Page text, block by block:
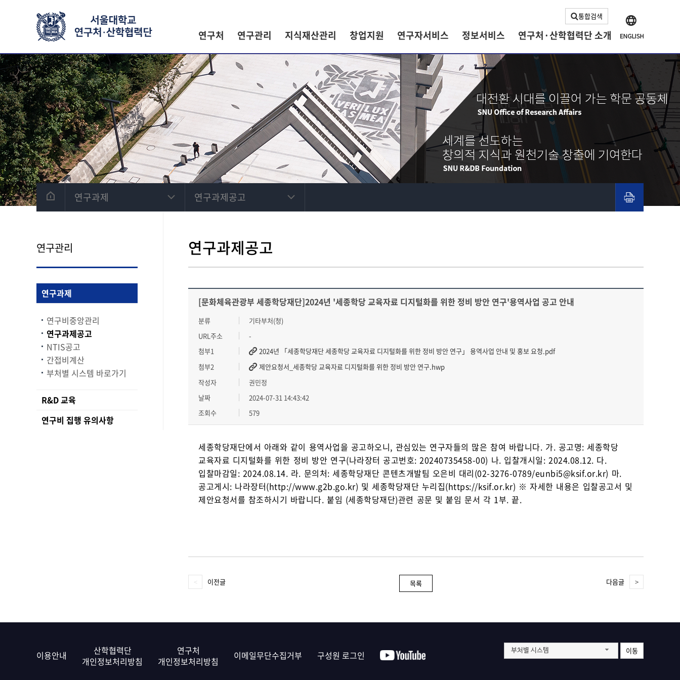
통합검색
연구처 연구관리 지식재산관리 창업지원 연구자서비스 정보서비스 연구처·산학협력단 소개
연구과제 연구과제공고
연구관리
연구과제
연구비중앙관리
연구과제공고
NTIS공고
간접비계산
부처별 시스템 바로가기
R&D 교육
연구비 집행 유의사항
연구과제공고
[문화체육관광부 세종학당재단]2024년 '세종학당 교육자료 디지털화를 위한 정비 방안 연구'용역사업 공고 안내
분류
기타부처(청)
URL주소
-
첨부1
2024년 「세종학당재단 세종학당 교육자료 디지털화를 위한 정비 방안 연구」 용역사업 안내 및 홍보 요청.pdf
첨부2
제안요청서_세종학당 교육자료 디지털화를 위한 정비 방안 연구.hwp
작성자
권민정
날짜
2024-07-31 14:43:42
조회수
579
세종학당재단에서 아래와 같이 용역사업을 공고하오니, 관심있는 연구자들의 많은 참여 바랍니다. 가. 공고명: 세종학당
교육자료 디지털화를 위한 정비 방안 연구(나라장터 공고번호: 20240735458-00) 나. 입찰개시일: 2024.08.12. 다.
입찰마감일: 2024.08.14. 라. 문의처: 세종학당재단 콘텐츠개발팀 오은비 대리(02-3276-0789/eunbi5@ksif.or.kr) 마.
공고게시: 나라장터(http://www.g2b.go.kr) 및 세종학당재단 누리집(https://ksif.or.kr) ※ 자세한 내용은 입찰공고서 및
제안요청서를 참조하시기 바랍니다. 붙임 (세종학당재단)관련 공문 및 붙임 문서 각 1부. 끝.
이전글 목록 다음글
이용안내
산학협력단
개인정보처리방침
연구처
개인정보처리방침
이메일무단수집거부 구성원 로그인 부처별 시스템 이동